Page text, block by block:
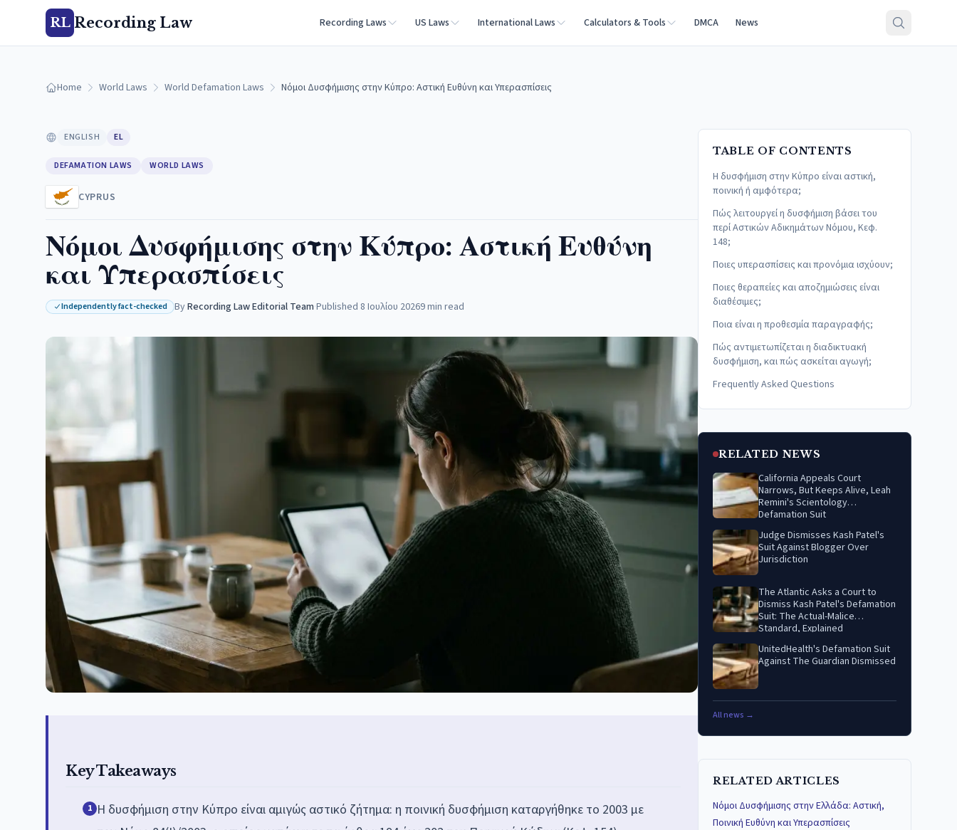
RL Recording Law Recording Laws US Laws International Laws Calculators & Tools DMCA News
Home World Laws World Defamation Laws Νόμοι Δυσφήμισης στην Κύπρο: Αστική Ευθύνη και Υπερασπίσεις
ENGLISH EL
DEFAMATION LAWS WORLD LAWS
CYPRUS
Νόμοι Δυσφήμισης στην Κύπρο: Αστική Ευθύνη
και Υπερασπίσεις
Independently fact-checked ByRecording Law Editorial Team·Published 8 Ιουλίου 20269min read
Key Takeaways
1 Η δυσφήμιση στην Κύπρο είναι αμιγώς αστικό ζήτημα: η ποινική δυσφήμιση καταργήθηκε το 2003 με
TABLE OF CONTENTS
Η δυσφήμιση στην Κύπρο είναι αστική,
ποινική ή αμφότερα;
Πώς λειτουργεί η δυσφήμιση βάσει του
περί Αστικών Αδικημάτων Νόμου, Κεφ.
148;
Ποιες υπερασπίσεις και προνόμια ισχύουν;
Ποιες θεραπείες και αποζημιώσεις είναι
διαθέσιμες;
Ποια είναι η προθεσμία παραγραφής;
Πώς αντιμετωπίζεται η διαδικτυακή
δυσφήμιση, και πώς ασκείται αγωγή;
Frequently Asked Questions
RELATED NEWS
California Appeals Court
Narrows, But Keeps Alive, Leah
Remini's Scientology
Defamation Suit
Judge Dismisses Kash Patel's
Suit Against Blogger Over
Jurisdiction
The Atlantic Asks a Court to
Dismiss Kash Patel's Defamation
Suit: The Actual-Malice
Standard, Explained
UnitedHealth's Defamation Suit
Against The Guardian Dismissed
All news →
RELATED ARTICLES
Νόμοι Δυσφήμισης στην Ελλάδα: Αστική,
Ποινική Ευθύνη και Υπερασπίσεις